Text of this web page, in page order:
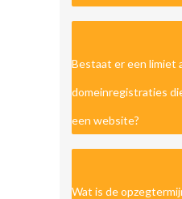
Bestaat er een limiet
domeinregistraties
een website?
Wat is de